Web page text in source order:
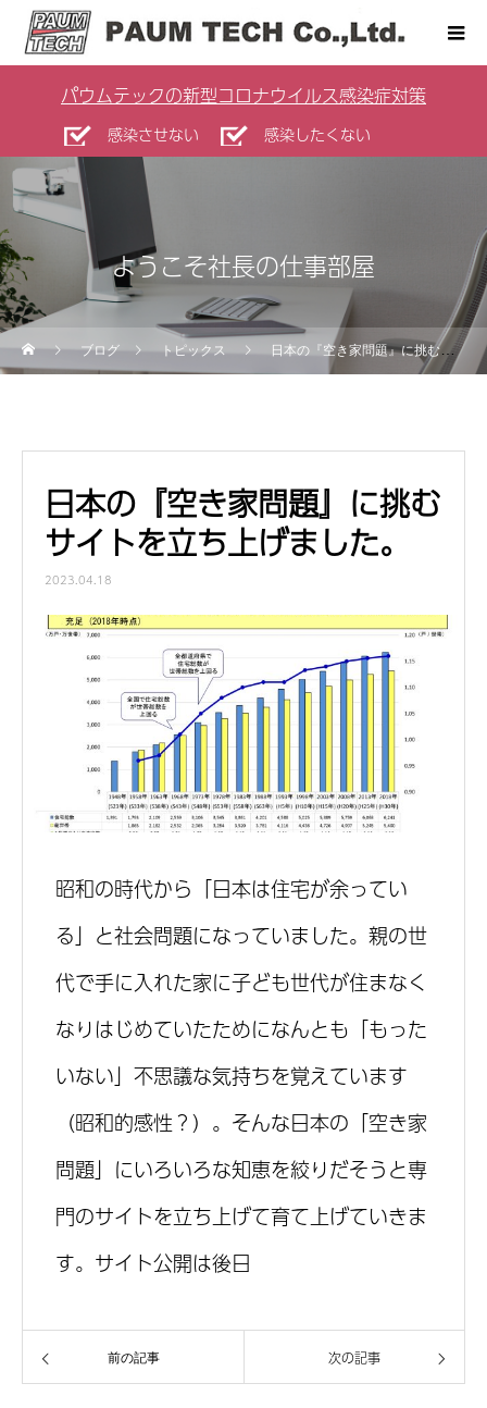
パウムテックの新型コロナウイルス感染症対策
感染させない 感染したくない
ようこそ社長の仕事部屋
ブログ トピックス 日本の『空き家問題』に挑むサイトを立ち上げました。
日本の『空き家問題』に挑む
サイトを立ち上げました。
2023.04.18
昭和の時代から「日本は住宅が余ってい
る」と社会問題になっていました。親の世
代で手に入れた家に子ども世代が住まなく
なりはじめていたためになんとも「もった
いない」不思議な気持ちを覚えています
（昭和的感性？）。そんな日本の「空き家
問題」にいろいろな知恵を絞りだそうと専
門のサイトを立ち上げて育て上げていきま
す。サイト公開は後日
前の記事 次の記事